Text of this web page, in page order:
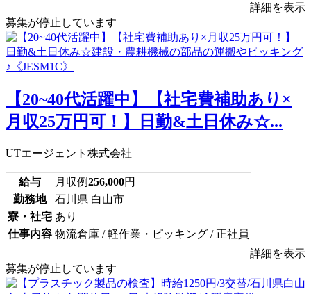
詳細を表示
募集が停止しています
【20~40代活躍中】【社宅費補助あり×
月収25万円可！】日勤&土日休み☆...
UTエージェント株式会社
給与 月収例256,000円
勤務地
石川県 白山市
寮・社宅 あり
仕事内容 物流倉庫 / 軽作業・ピッキング / 正社員
詳細を表示
募集が停止しています